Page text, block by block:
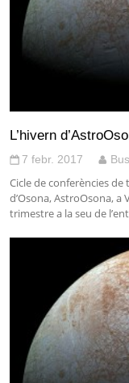
L’hivern
7 febr. 2017
Cicle de conferències
d’Osona, AstroOsona, a
trimestre a la seu de